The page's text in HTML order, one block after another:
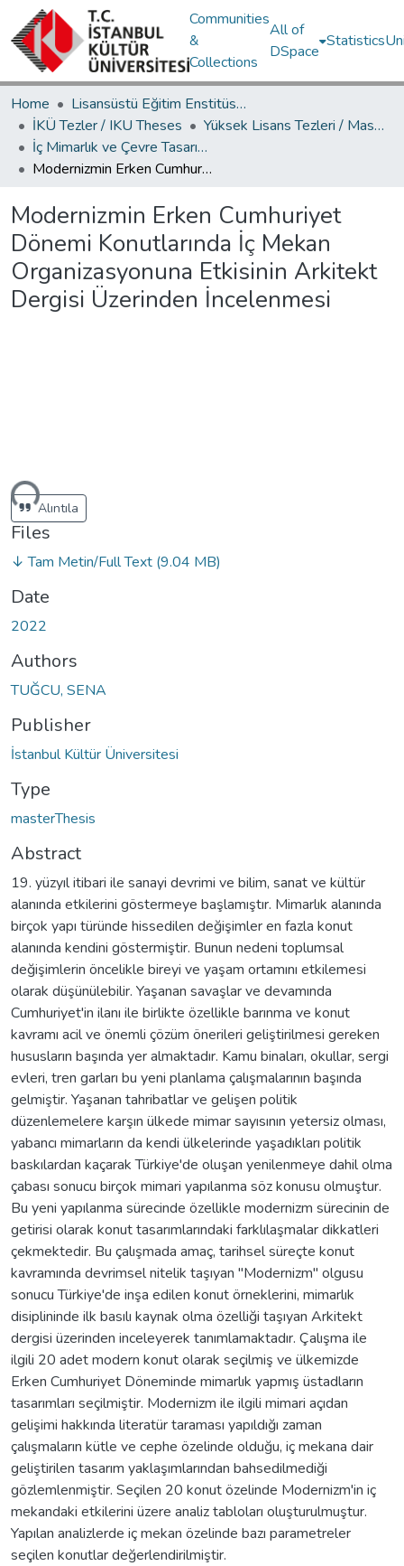
Communities
&
Collections
All of
DSpace
Statistics
Home
Lisansüstü Eğitim Enstitüsü / Postgraduate Education Institute
İKÜ Tezler / IKU Theses
Yüksek Lisans Tezleri / Master's Theses
İç Mimarlık ve Çevre Tasarımı Ana Bilim Dalı / Department of Interior Architecture and Environmental Design
Modernizmin Erken Cumhuriyet Dönemi Konutlarında İç Mekan Organizasyonuna Etkisinin Arkitekt Dergisi Üzerinden İncelenmesi
Modernizmin Erken Cumhuriyet
Dönemi Konutlarında İç Mekan
Organizasyonuna Etkisinin Arkitekt
Dergisi Üzerinden İncelenmesi
Alıntıla
Files
↓ Tam Metin/Full Text (9.04 MB)
Date
2022
Authors
TUĞCU, SENA
Publisher
İstanbul Kültür Üniversitesi
Type
masterThesis
Abstract
19. yüzyıl itibari ile sanayi devrimi ve bilim, sanat ve kültür
alanında etkilerini göstermeye başlamıştır. Mimarlık alanında
birçok yapı türünde hissedilen değişimler en fazla konut
alanında kendini göstermiştir. Bunun nedeni toplumsal
değişimlerin öncelikle bireyi ve yaşam ortamını etkilemesi
olarak düşünülebilir. Yaşanan savaşlar ve devamında
Cumhuriyet'in ilanı ile birlikte özellikle barınma ve konut
kavramı acil ve önemli çözüm önerileri geliştirilmesi gereken
hususların başında yer almaktadır. Kamu binaları, okullar, sergi
evleri, tren garları bu yeni planlama çalışmalarının başında
gelmiştir. Yaşanan tahribatlar ve gelişen politik
düzenlemelere karşın ülkede mimar sayısının yetersiz olması,
yabancı mimarların da kendi ülkelerinde yaşadıkları politik
baskılardan kaçarak Türkiye'de oluşan yenilenmeye dahil olma
çabası sonucu birçok mimari yapılanma söz konusu olmuştur.
Bu yeni yapılanma sürecinde özellikle modernizm sürecinin de
getirisi olarak konut tasarımlarındaki farklılaşmalar dikkatleri
çekmektedir. Bu çalışmada amaç, tarihsel süreçte konut
kavramında devrimsel nitelik taşıyan "Modernizm" olgusu
sonucu Türkiye'de inşa edilen konut örneklerini, mimarlık
disiplininde ilk basılı kaynak olma özelliği taşıyan Arkitekt
dergisi üzerinden inceleyerek tanımlamaktadır. Çalışma ile
ilgili 20 adet modern konut olarak seçilmiş ve ülkemizde
Erken Cumhuriyet Döneminde mimarlık yapmış üstadların
tasarımları seçilmiştir. Modernizm ile ilgili mimari açıdan
gelişimi hakkında literatür taraması yapıldığı zaman
çalışmaların kütle ve cephe özelinde olduğu, iç mekana dair
geliştirilen tasarım yaklaşımlarından bahsedilmediği
gözlemlenmiştir. Seçilen 20 konut özelinde Modernizm'in iç
mekandaki etkilerini üzere analiz tabloları oluşturulmuştur.
Yapılan analizlerde iç mekan özelinde bazı parametreler
seçilen konutlar değerlendirilmiştir.